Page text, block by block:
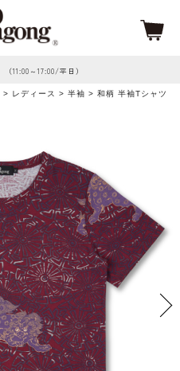
（11:00～17:00/平日）
> レディース > 半袖 > 和柄 半袖Tシャツ